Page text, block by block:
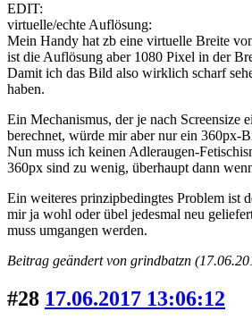
EDIT:
virtuelle/echte Auflösung:
Mein Handy hat zb eine virtuelle Breite
ist die Auflösung aber 1080 Pixel in der
Damit ich das Bild also wirklich scharf
haben.
Ein Mechanismus, der je nach Screensize
berechnet, würde mir aber nur ein 360px-
Nun muss ich keinen Adleraugen-
360px sind zu wenig, überhaupt dann
Ein weiteres prinzipbedingtes Problem ist
mir ja wohl oder übel jedesmal neu
muss umgangen werden.
Beitrag geändert von grindbatzn
#28 17.06.2017 13:06:12